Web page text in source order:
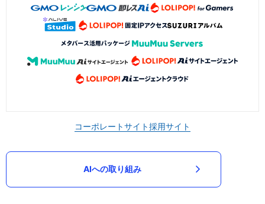
コーポレートサイト採用サイト
AIへの取り組み